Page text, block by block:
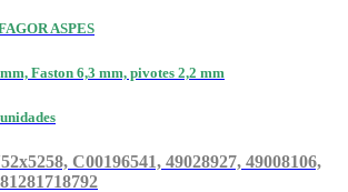
ASPES
Faston 6,3 mm, pivotes 2,2 mm
C00196541, 49028927, 49008106,